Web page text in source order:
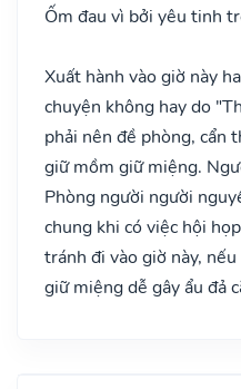
Ốm đau vì bởi yêu tinh
Xuất hành vào giờ này
chuyện không hay do
phải nên đề phòng, cẩn
giữ mồm giữ miệng.
Phòng người người
chung khi có việc hội
tránh đi vào giờ này,
giữ miệng dễ gây ẩu đả